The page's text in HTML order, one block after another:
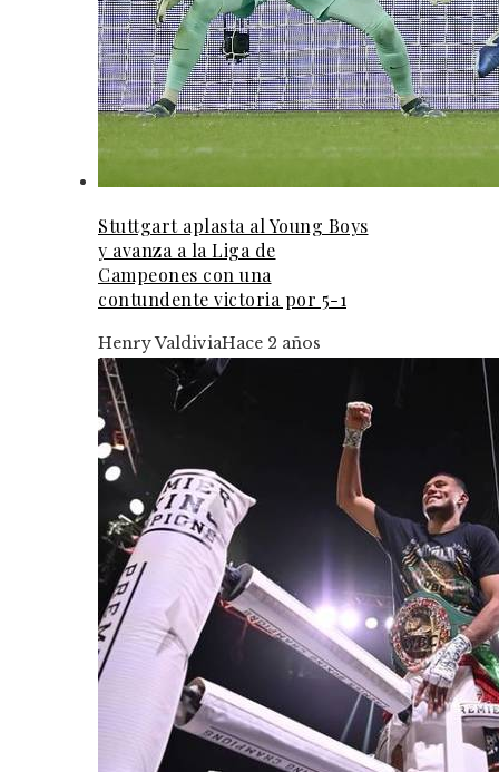
Stuttgart aplasta al Young Boys
y avanza a la Liga de
Campeones con una
contundente victoria por 5-1
Henry ValdiviaHace 2 años